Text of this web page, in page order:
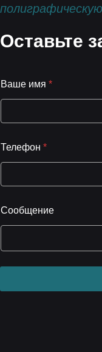
Оставьте
Ваше имя *
Телефон *
Сообщение